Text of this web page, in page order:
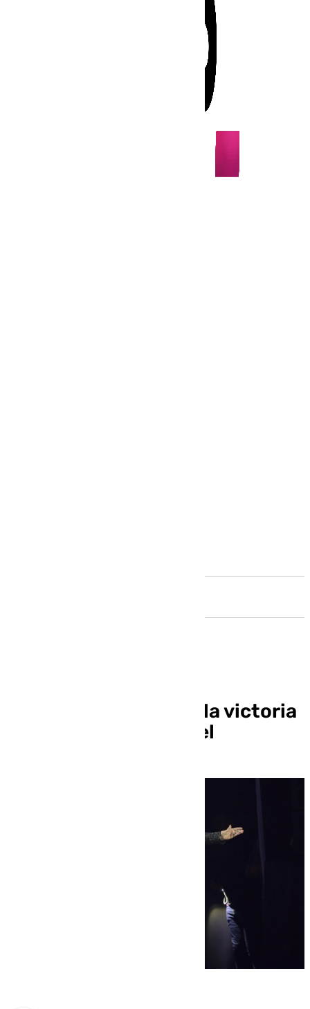
Málaga se rinde ante la victoria
inagotable de Raphael